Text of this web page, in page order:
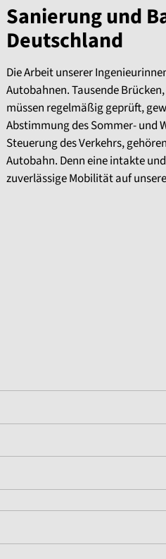
Sanierung und
Deutschland
Die Arbeit unserer
Autobahnen. Tausende
müssen regelmäßig geprüft,
Abstimmung des Sommer- und
Steuerung des Verkehrs,
Autobahn. Denn eine intakte
zuverlässige Mobilität auf